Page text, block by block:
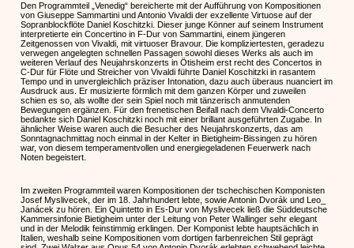
Den Programmteil „Venedig“ bereicherte mit der Aufführung von Kompositionen
von Giuseppe Sammartini und Antonio Vivaldi der exzellente Virtuose auf der
Sopranblockflöte Daniel Koschitzki. Dieser junge Könner auf seinem Instrument
interpretierte ein Concertino in F-Dur von Sammartini, einem jüngeren
Zeitgenossen von Vivaldi, mit virtuoser Bravour. Die kompliziertesten, geradezu
verwegen angelegten schnellen Passagen sowohl dieses Werks als auch im
weiteren Verlauf des Neujahrskonzerts in Ötisheim erst recht des Concertos in
C-Dur für Flöte und Streicher von Vivaldi führte Daniel Koschitzki in rasantem
Tempo und in unvergleichlich präziser Intonation, dazu auch überaus nuanciert im
Ausdruck aus. Er musizierte förmlich mit dem ganzen Körper und zuweilen
schien es so, als wollte der sein Spiel noch mit tänzerisch anmutenden
Bewegungen ergänzen. Für den frenetischen Beifall nach dem Vivaldi-Concerto
bedankte sich Daniel Koschitzki noch mit einer brillant ausgeführten Zugabe. In
ähnlicher Weise waren auch die Besucher des Neujahrskonzerts, das am
Sonntagnachmittag noch einmal in der Kelter in Bietigheim-Bissingen zu hören
war, von diesem temperamentvollen und energiegeladenen Feuerwerk nach
Noten begeistert.
Im zweiten Programmteil waren Kompositionen der tschechischen Komponisten
Josef Myslivecek, der im 18. Jahrhundert lebte, sowie Antonin Dvorák und Leo_
Janácek zu hören. Ein Quintetto in Es-Dur von Myslivecek ließ die Süddeutsche
Kammersinfonie Bietigheim unter der Leitung von Peter Wallinger sehr elegant
und in der Melodik feinstimmig erklingen. Der Komponist lebte hauptsächlich in
Italien, weshalb seine Kompositionen vom dortigen farbenreichen Stil geprägt